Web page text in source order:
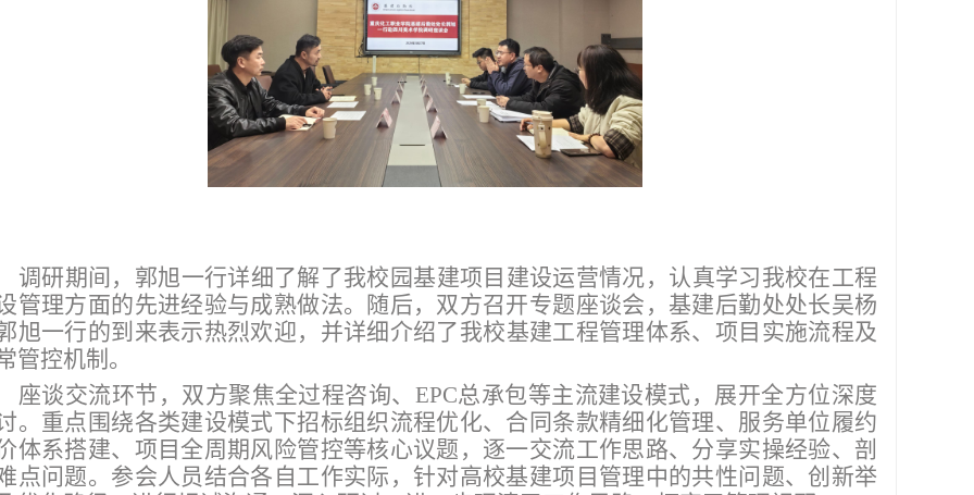
调研期间，郭旭一行详细 了解了我校园基建项目建设运营情况，认真学习我校在工程
管理方面的先进经验与成熟做法。随后，双方召开专题座谈会， 基建后勤处处长吴杨
旭一行的到来表示热烈欢迎，并详细介绍了我校基建工程管理体系、项目实施流程及
管控机制。
座谈交流环节，双方聚焦全过程咨询、 EPC总承包等主流建设模式，展开全方位深度
。重点围绕各类建设模式下招标组织流程优化、合同条款精细化管理、服务单位履约
体系搭建、项目全周期风险管控等核心议题，逐一交流工作思路、分享实操经验、剖
点问题。参会人员结合各自工作实际，针对高校基建项目管理中的共性问题、创新举